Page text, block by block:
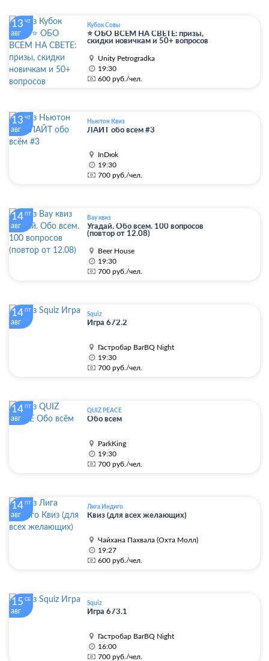
13 ЧТ
авг
Кубок Совы
⭐ ОБО ВСЕМ НА СВЕТЕ: призы,
скидки новичкам и 50+ вопросов
Unity Petrogradka
19:30
600 руб./чел.
13 ЧТ
авг
Ньютон Квиз
ЛАЙТ обо всём #3
InDюk
19:30
700 руб./чел.
14
авг
Вау квиз
Угадай. Обо всем. 100 вопросов
(повтор от 12.08)
Beer House
19:30
700 руб./чел.
14
авг
Squiz
Игра 672.2
Гастробар BarBQ Night
19:30
700 руб./чел.
14
авг
QUIZ PEACE
Обо всём
ParkKing
19:30
700 руб./чел.
14
авг
Лига Индиго
Квиз (для всех желающих)
Чайхана Пахвала (Охта Молл)
19:27
600 руб./чел.
15 СБ
авг
Squiz
Игра 673.1
Гастробар BarBQ Night
16:00
700 руб./чел.